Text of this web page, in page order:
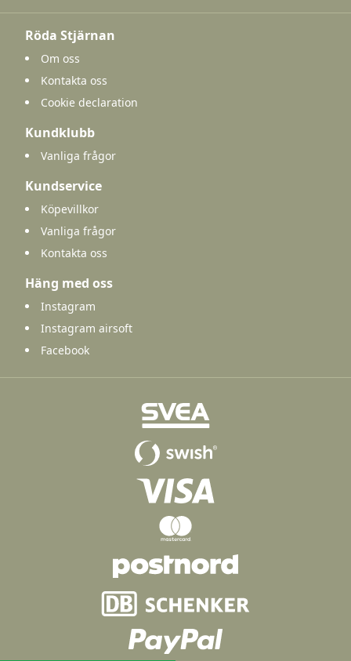
Röda Stjärnan
Om oss
Kontakta oss
Cookie declaration
Kundklubb
Vanliga frågor
Kundservice
Köpevillkor
Vanliga frågor
Kontakta oss
Häng med oss
Instagram
Instagram airsoft
Facebook